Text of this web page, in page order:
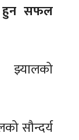
हुन सफल
सौन्दर्य